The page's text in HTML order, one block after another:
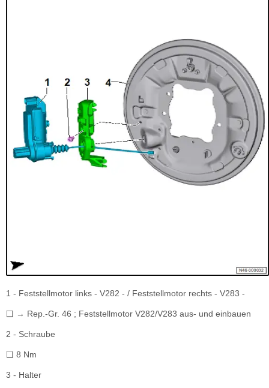
1 - Feststellmotor links - V282 - / Feststellmotor rechts - V283 -
❏ → Rep.-Gr. 46 ; Feststellmotor V282/V283 aus- und einbauen
2 - Schraube
❏ 8 Nm
3 - Halter